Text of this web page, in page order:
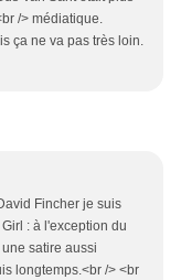
/> médiatique.
ça ne va pas très loin.
Fincher je suis
: à l'exception du
satire aussi
longtemps.<br /> <br